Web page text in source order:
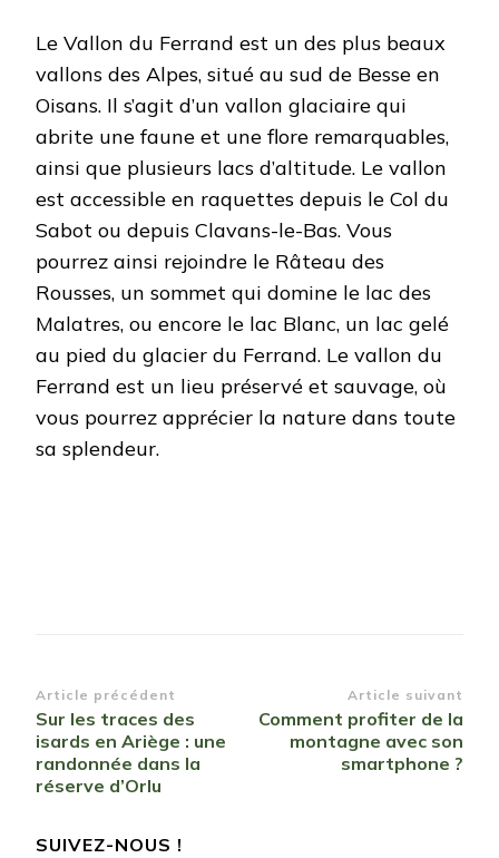
Le Vallon du Ferrand est un des plus beaux
vallons des Alpes, situé au sud de Besse en
Oisans. Il s’agit d’un vallon glaciaire qui
abrite une faune et une flore remarquables,
ainsi que plusieurs lacs d’altitude. Le vallon
est accessible en raquettes depuis le Col du
Sabot ou depuis Clavans-le-Bas. Vous
pourrez ainsi rejoindre le Râteau des
Rousses, un sommet qui domine le lac des
Malatres, ou encore le lac Blanc, un lac gelé
au pied du glacier du Ferrand. Le vallon du
Ferrand est un lieu préservé et sauvage, où
vous pourrez apprécier la nature dans toute
sa splendeur.
Navigation
d’article
Article précédent
Sur les traces des
isards en Ariège : une
randonnée dans la
réserve d’Orlu
Article suivant
Comment profiter de la
montagne avec son
smartphone ?
SUIVEZ-NOUS !